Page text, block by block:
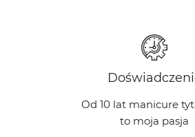
Od 10 lat manicure
to moja pasja